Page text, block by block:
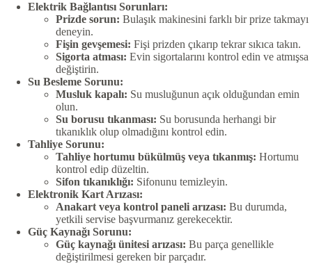
Elektrik Bağlantısı Sorunları:
Prizde sorun: Bulaşık makinesini farklı bir prize takmayı
deneyin.
Fişin gevşemesi: Fişi prizden çıkarıp tekrar sıkıca takın.
Sigorta atması: Evin sigortalarını kontrol edin ve atmışsa
değiştirin.
Su Besleme Sorunu:
Musluk kapalı: Su musluğunun açık olduğundan emin
olun.
Su borusu tıkanması: Su borusunda herhangi bir
tıkanıklık olup olmadığını kontrol edin.
Tahliye Sorunu:
Tahliye hortumu bükülmüş veya tıkanmış: Hortumu
kontrol edip düzeltin.
Sifon tıkanıklığı: Sifonunu temizleyin.
Elektronik Kart Arızası:
Anakart veya kontrol paneli arızası: Bu durumda,
yetkili servise başvurmanız gerekecektir.
Güç Kaynağı Sorunu:
Güç kaynağı ünitesi arızası: Bu parça genellikle
değiştirilmesi gereken bir parçadır.